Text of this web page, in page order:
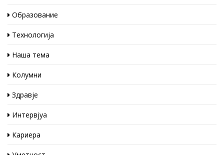
Образование
Технологија
Наша тема
Колумни
Здравје
Интервјуа
Кариера